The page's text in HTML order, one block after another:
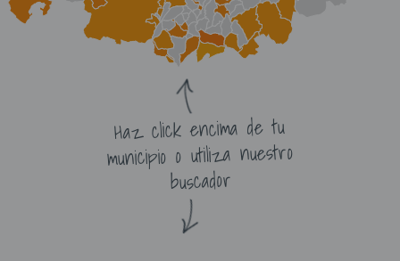
Haz click encima de tu
municipio o utiliza nuestro
buscador